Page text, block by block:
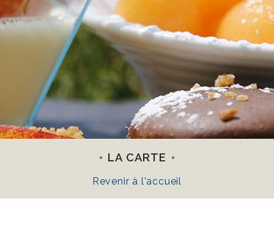
LA CARTE
Revenir à l'accueil